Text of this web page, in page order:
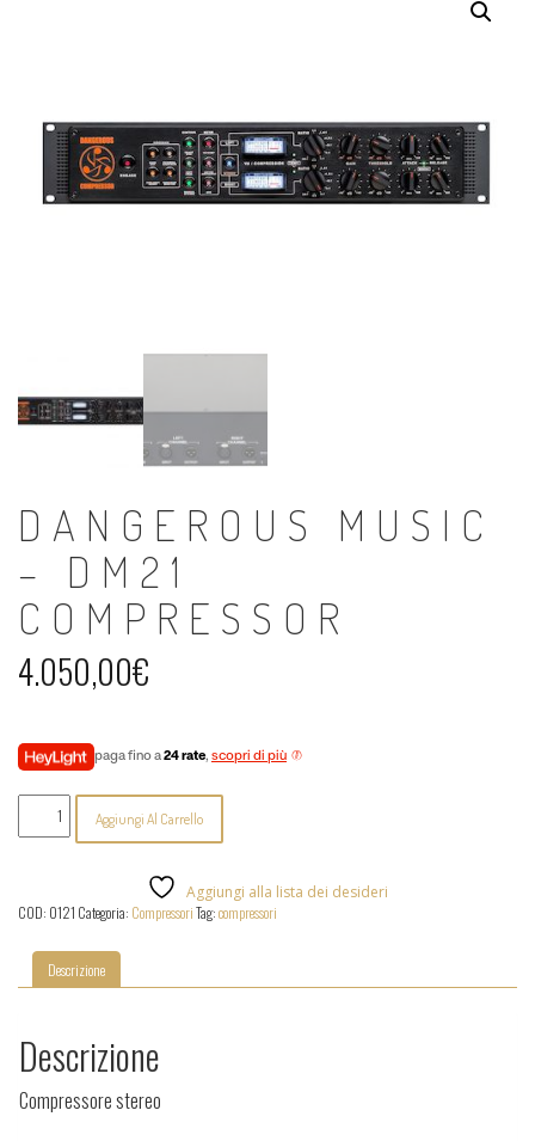
DANGEROUS MUSIC
– DM21
COMPRESSOR
4.050,00€
paga fino a24 rate, scopri di più
Dangerous
-
quantità
Aggiungi Al Carrello
Aggiungi alla lista dei desideri
COD: 0121 Categoria: CompressoriTag:compressori
Descrizione
Descrizione
Compressore stereo